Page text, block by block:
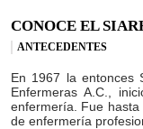
CONOCE EL
ANTECEDENTES
En 1967 la entonces
Enfermeras A.C.,
enfermería. Fue
de enfermería